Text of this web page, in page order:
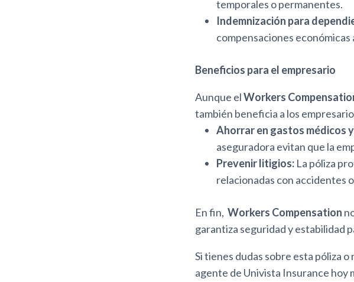
temporales o permanentes.
Indemnización para
compensaciones económicas
Beneficios para el empresario
Aunque elWorkers
también beneficia a los
Ahorrar en gastos médicos
aseguradora evitan que la
Prevenir litigios: La póliza
relacionadas con accidentes
En fin, Workers Compensation
garantiza seguridad y estabilidad
Si tienes dudas sobre esta póliza
agente de Univista Insurance hoy